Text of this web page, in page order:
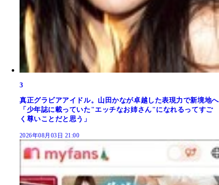
3
真正グラビアアイドル。山田かなが卓越した表現力で新境地へ
「少年誌に載っていた"エッチなお姉さん"になれるってすご
く尊いことだと思う」
2026年08月03日 21:00